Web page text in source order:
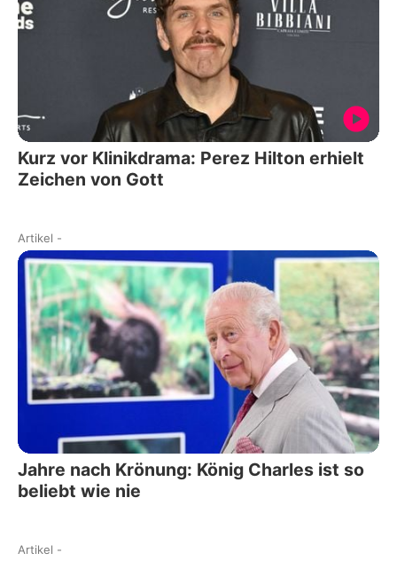
Kurz vor Klinikdrama: Perez Hilton erhielt
Zeichen von Gott
Artikel -
Jahre nach Krönung: König Charles ist so
beliebt wie nie
Artikel -